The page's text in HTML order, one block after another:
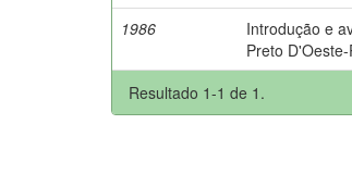
1986
Introdução e
Preto D'Oeste-
Resultado 1-1 de 1.